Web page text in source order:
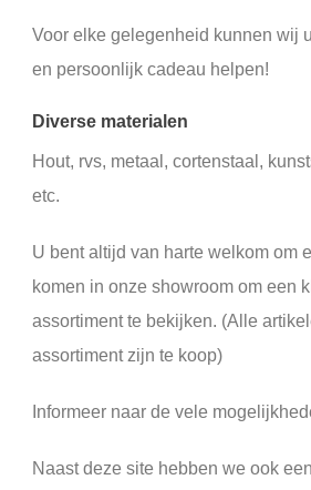
Voor elke gelegenheid kunnen wij
en persoonlijk cadeau helpen!
Diverse materialen
Hout, rvs, metaal, cortenstaal,
etc.
U bent altijd van harte welkom om
komen in onze showroom om een
assortiment te bekijken. (Alle
assortiment zijn te koop)
Informeer naar de vele
Naast deze site hebben we ook